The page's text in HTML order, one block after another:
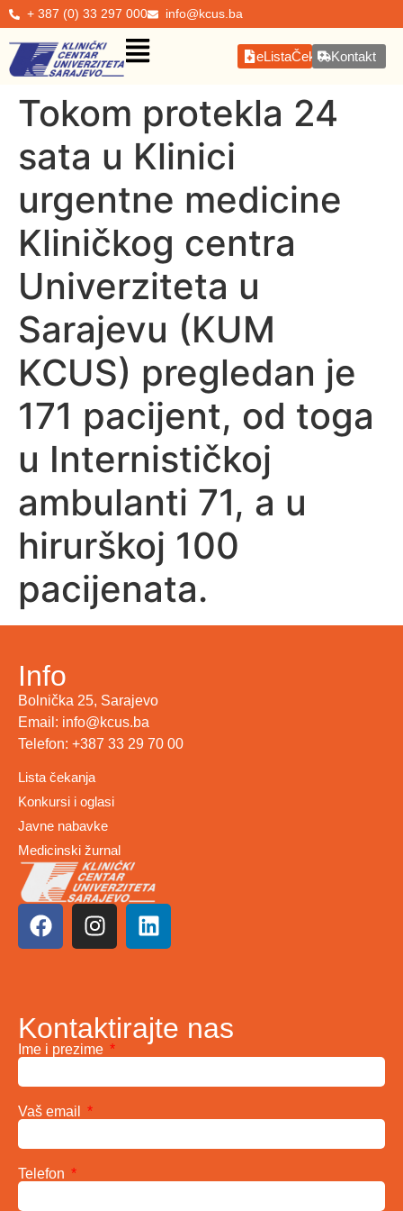
+ 387 (0) 33 297 000 info@kcus.ba
eListaČekanjaKontakt
Tokom protekla 24
sata u Klinici
urgentne medicine
Kliničkog centra
Univerziteta u
Sarajevu (KUM
KCUS) pregledan je
171 pacijent, od toga
u Internističkoj
ambulanti 71, a u
hirurškoj 100
pacijenata.
Info
Bolnička 25, Sarajevo
Email: info@kcus.ba
Telefon: +387 33 29 70 00
Lista čekanja
Konkursi i oglasi
Javne nabavke
Medicinski žurnal
Kontaktirajte nas
Ime i prezime
Vaš email
Telefon